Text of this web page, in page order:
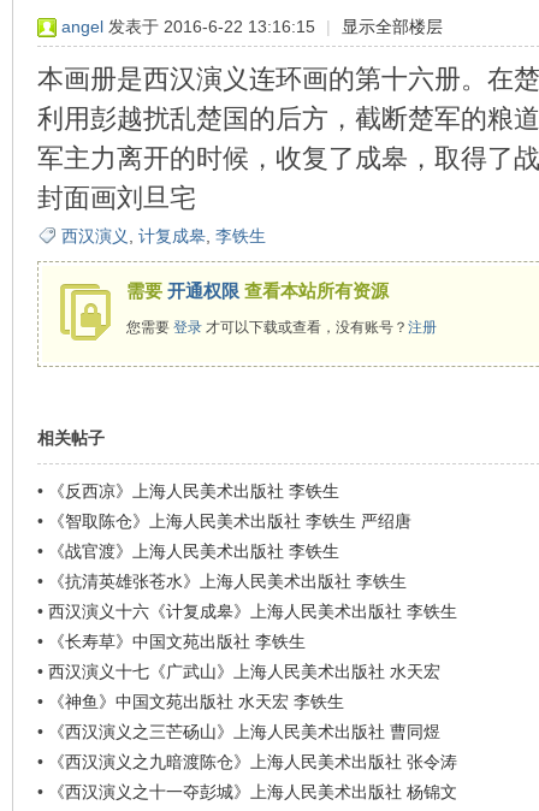
angel 发表于 2016-6-22 13:16:15 | 显示全部楼层
本画册是西汉演义连环画的第十六册。在
利用彭越扰乱楚国的后方，截断楚军的粮
军主力离开的时候，收复了成皋，取得了
封面画刘旦宅
西汉演义 计复成皋, 李铁生
需要 开通权限 查看本站所有资源
您需要 登录才可以下载或查看，没有账号？ 注册
相关帖子
•
《反西凉》上海人民美术出版社 李铁生
•
《智取陈仓》上海人民美术出版社 李铁生 严绍唐
•
《战官渡》上海人民美术出版社 李铁生
•
《抗清英雄张苍水》上海人民美术出版社 李铁生
• 西汉演义十六《计复成皋》上海人民美术出版社 李铁生
•
《长寿草》中国文苑出版社 李铁生
• 西汉演义十七《广武山》上海人民美术出版社 水天宏
•
《神鱼》中国文苑出版社 水天宏 李铁生
•
《西汉演义之三芒砀山》上海人民美术出版社 曹同煜
•
《西汉演义之九暗渡陈仓》上海人民美术出版社 张令涛
•
《西汉演义之十一夺彭城》上海人民美术出版社 杨锦文